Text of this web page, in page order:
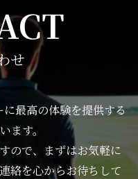
せ
最高の体験を提供する
ます。
ので、まずはお気軽に
絡を心からお待ちして